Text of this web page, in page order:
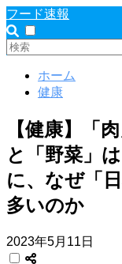
フード速報
ホーム
健康
【健康】「
と「野菜」
に、なぜ「
多いのか
2023年5月11日